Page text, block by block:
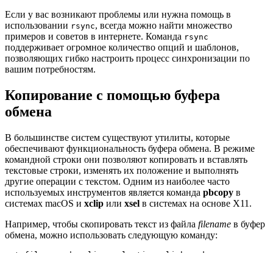
Если у вас возникают проблемы или нужна помощь в
использовании rsync, всегда можно найти множество
примеров и советов в интернете. Команда rsync
поддерживает огромное количество опций и шаблонов,
позволяющих гибко настроить процесс синхронизации по
вашим потребностям.
Копирование с помощью буфера
обмена
В большинстве систем существуют утилиты, которые
обеспечивают функциональность буфера обмена. В режиме
командной строки они позволяют копировать и вставлять
текстовые строки, изменять их положение и выполнять
другие операции с текстом. Одним из наиболее часто
используемых инструментов является команда pbcopy в
системах macOS и xclip или xsel в системах на основе X11.
Например, чтобы скопировать текст из файла filename в буфер
обмена, можно использовать следующую команду: